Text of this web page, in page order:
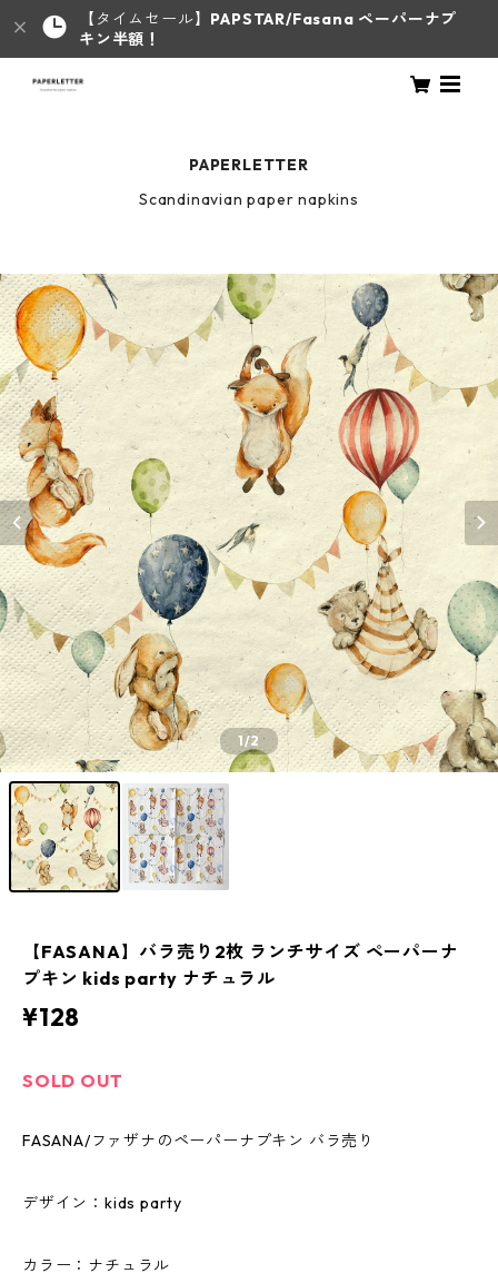
【タイムセール】 PAPSTAR/Fasana ペーパーナプ
キン半額！
PAPERLETTER
Scandinavian paper napkins
1/2
【FASANA】バラ売り2枚 ランチサイズ ペーパーナ
プキン kids party ナチュラル
¥128
SOLD OUT
FASANA/ファザナのペーパーナプキン バラ売り
デザイン：kids party
カラー：ナチュラル